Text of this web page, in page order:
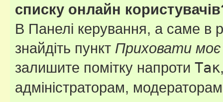
списку онлайн
В Панелі керування, а саме в
знайдіть пункт Приховати моє
залишите помітку напроти Так
адміністраторам,